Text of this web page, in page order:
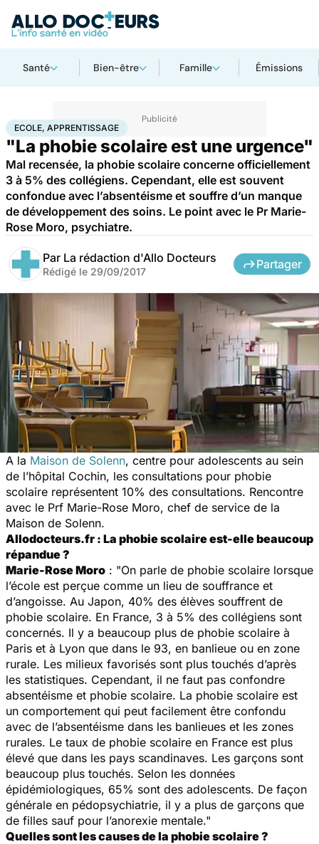
Santé Bien-être Famille Émissions
AccueilSantéEcole, apprentissage
ECOLE, APPRENTISSAGE
"La phobie scolaire est une urgence"
Mal recensée, la phobie scolaire concerne officiellement
3 à 5% des collégiens. Cependant, elle est souvent
confondue avec l’absentéisme et souffre d’un manque
de développement des soins. Le point avec le Pr Marie-
Rose Moro, psychiatre.
Par La rédaction d'Allo Docteurs
Rédigé le 29/09/2017
Partager
A la Maison de Solenn, centre pour adolescents au sein
de l’hôpital Cochin, les consultations pour phobie
scolaire représentent 10% des consultations. Rencontre
avec le Prf Marie-Rose Moro, chef de service de la
Maison de Solenn.
Allodocteurs.fr : La phobie scolaire est-elle beaucoup
répandue ?
Marie-Rose Moro : "On parle de phobie scolaire lorsque
l’école est perçue comme un lieu de souffrance et
d’angoisse. Au Japon, 40% des élèves souffrent de
phobie scolaire. En France, 3 à 5% des collégiens sont
concernés. Il y a beaucoup plus de phobie scolaire à
Paris et à Lyon que dans le 93, en banlieue ou en zone
rurale. Les milieux favorisés sont plus touchés d’après
les statistiques. Cependant, il ne faut pas confondre
absentéisme et phobie scolaire. La phobie scolaire est
un comportement qui peut facilement être confondu
avec de l’absentéisme dans les banlieues et les zones
rurales. Le taux de phobie scolaire en France est plus
élevé que dans les pays scandinaves. Les garçons sont
beaucoup plus touchés. Selon les données
épidémiologiques, 65% sont des adolescents. De façon
générale en pédopsychiatrie, il y a plus de garçons que
de filles sauf pour l’anorexie mentale."
Quelles sont les causes de la phobie scolaire ?